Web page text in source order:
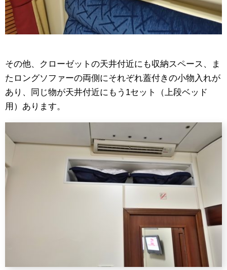
その他、クローゼットの天井付近にも収納スペース、ま
たロングソファーの両側にそれぞれ蓋付きの小物入れが
あり、同じ物が天井付近にもう1セット（上段ベッド
用）あります。